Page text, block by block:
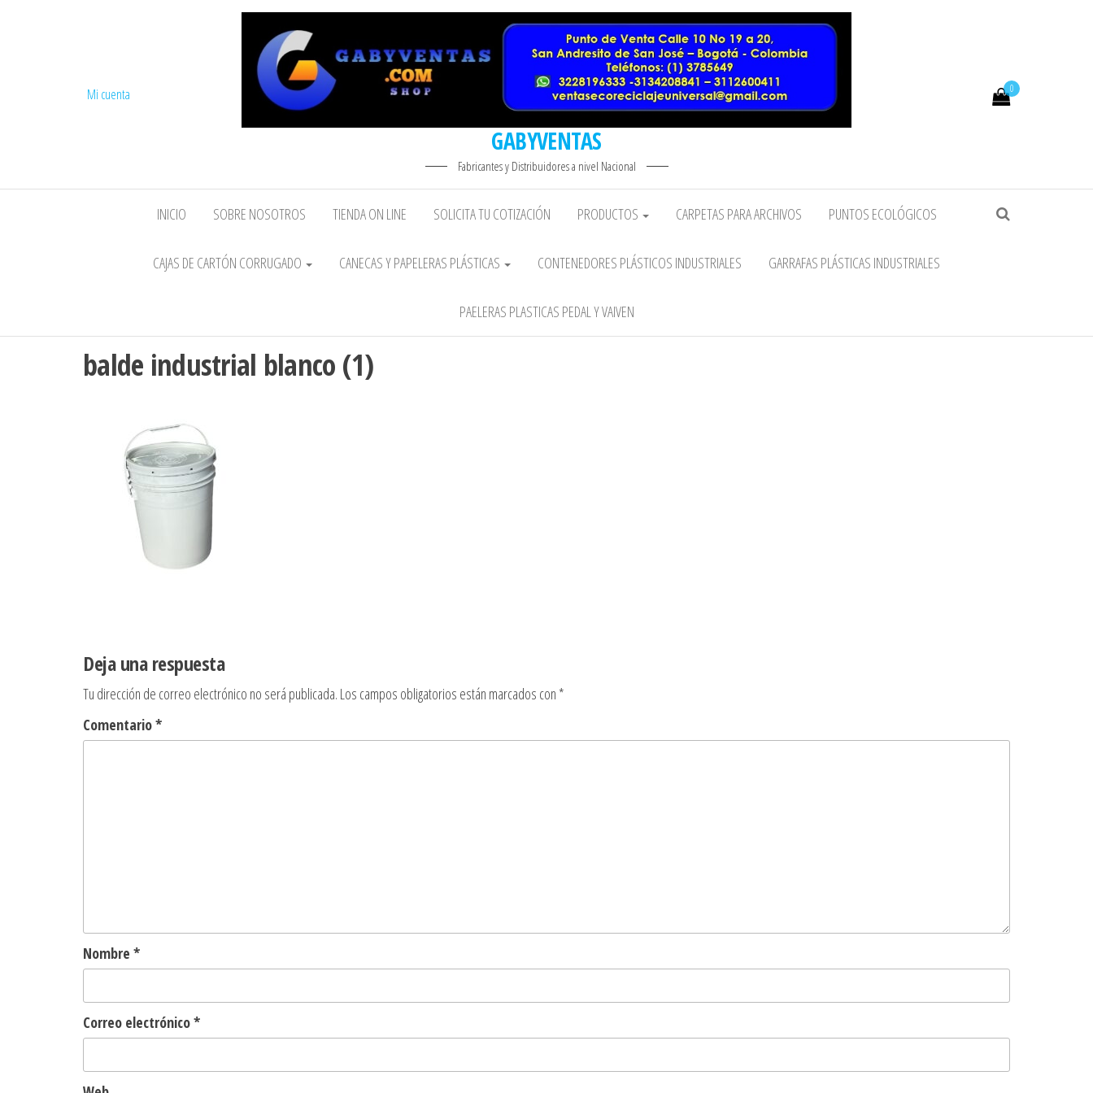
GABYVENTAS
Fabricantes y Distribuidores a nivel Nacional
0
Mi cuenta
INICIO SOBRE NOSOTROS TIENDA ON LINE SOLICITA TU COTIZACIÓN PRODUCTOS CARPETAS PARA ARCHIVOS PUNTOS ECOLÓGICOS
CAJAS DE CARTÓN CORRUGADO CANECAS Y PAPELERAS PLÁSTICAS CONTENEDORES PLÁSTICOS INDUSTRIALES GARRAFAS PLÁSTICAS INDUSTRIALES
PAELERAS PLASTICAS PEDAL Y VAIVEN
balde industrial blanco (1)
Deja una respuesta
Tu dirección de correo electrónico no será publicada. Los campos obligatorios están marcados con *
Comentario*
Nombre *
Correo electrónico*